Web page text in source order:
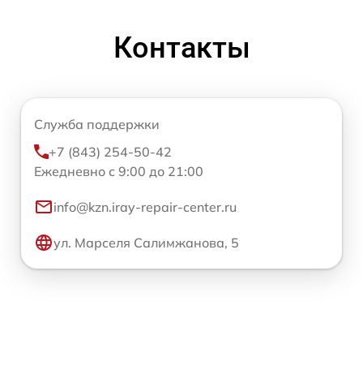
Контакты
Служба поддержки
+7 (843) 254-50-42
Ежедневно с 9:00 до 21:00
info@kzn.iray-repair-center.ru
ул. Марселя Салимжанова, 5